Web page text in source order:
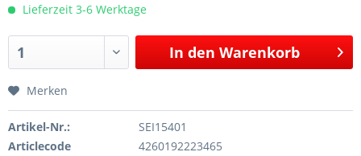
Lieferzeit 3-6 Werktage
In den Warenkorb
Merken
Artikel-Nr.:
SEI15401
Articlecode
4260192223465